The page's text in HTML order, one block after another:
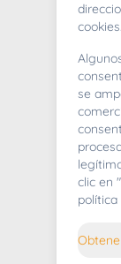
cookies.
se
clic en